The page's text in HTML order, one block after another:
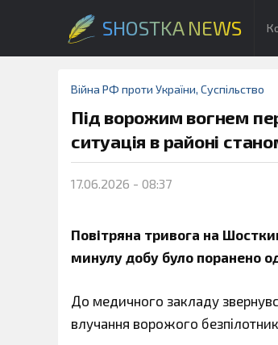
SHOSTKA NEWS
Війна РФ проти України, Суспільство
Під ворожим вогнем
ситуація в районі
17.06.2026 - 08:37
Повітряна тривога на
минулу добу було поранено
До медичного закладу
влучання ворожого